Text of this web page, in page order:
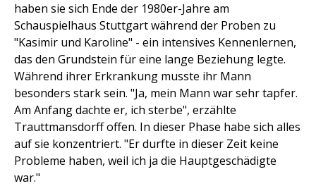
haben sie sich Ende der 1980er-Jahre am
Schauspielhaus Stuttgart während der Proben zu
"Kasimir und Karoline" - ein intensives Kennenlernen,
das den Grundstein für eine lange Beziehung legte.
Während ihrer Erkrankung musste ihr Mann
besonders stark sein. "Ja, mein Mann war sehr tapfer.
Am Anfang dachte er, ich sterbe", erzählte
Trauttmansdorff offen. In dieser Phase habe sich alles
auf sie konzentriert. "Er durfte in dieser Zeit keine
Probleme haben, weil ich ja die Hauptgeschädigte
war."